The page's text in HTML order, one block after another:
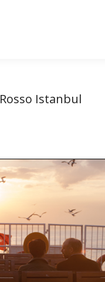
Rosso Istanbul